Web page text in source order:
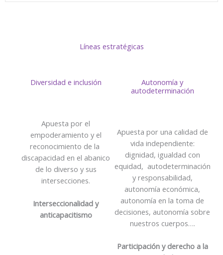
Líneas estratégicas
Diversidad e inclusión
Apuesta por el
empoderamiento y el
reconocimiento de la
discapacidad en el abanico
de lo diverso y sus
intersecciones.
Interseccionalidad y
anticapacitismo
Autonomía y
autodeterminación
Apuesta por una calidad de
vida independiente:
dignidad, igualdad con
equidad, autodeterminación
y responsabilidad,
autonomía económica,
autonomía en la toma de
decisiones, autonomía sobre
nuestros cuerpos….
Participación y derecho a la